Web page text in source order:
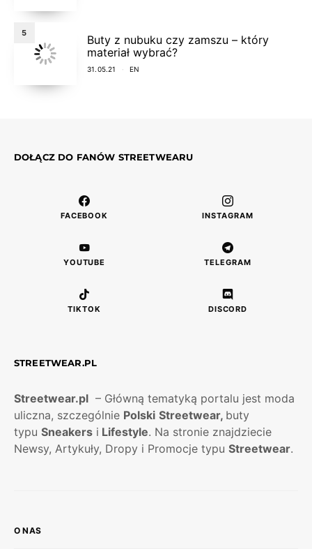
5
Buty z nubuku czy zamszu – który
materiał wybrać?
31.05.21 EN
DOŁĄCZ DO FANÓW STREETWEARU
FACEBOOK INSTAGRAM
YOUTUBE TELEGRAM
TIKTOK DISCORD
STREETWEAR.PL
Streetwear.pl – Główną tematyką portalu jest moda
uliczna, szczególnie Polski Streetwear, buty
typu Sneakers i Lifestyle. Na stronie znajdziecie
Newsy, Artykuły, Dropy i Promocje typu Streetwear.
O NAS